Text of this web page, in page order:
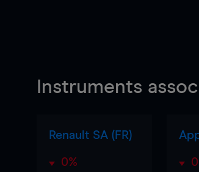
Instruments
Renault SA (FR)
0%